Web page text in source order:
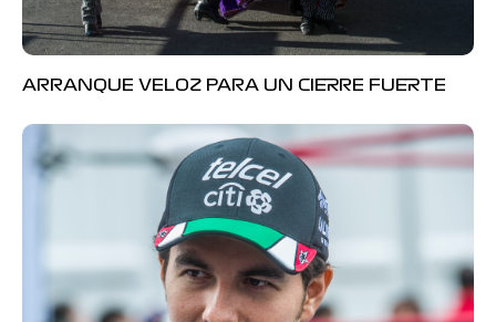
ARRANQUE VELOZ PARA UN CIERRE FUERTE